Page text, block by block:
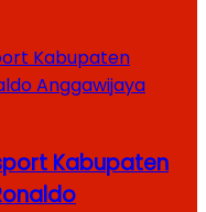
Kabupaten